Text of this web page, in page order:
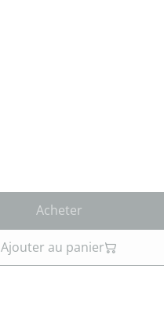
Acheter
Ajouter au panier